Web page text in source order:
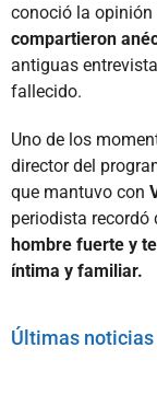
conoció la
compartieron
antiguas
fallecido.
Uno de los
director del
que mantuvo con
periodista recordó
hombre fuerte y
íntima y familiar.
Últimas noticias